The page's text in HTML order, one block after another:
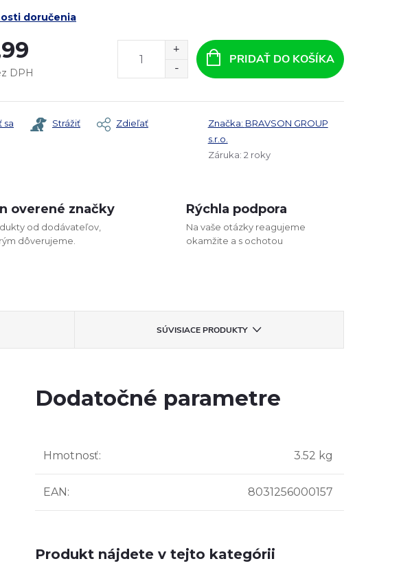
doručenia
DPH
PRIDAŤ DO KOŠÍKA
sa Strážiť Zdieľať Značka: BRAVSON GROUP
s.r.o.
Záruka: 2 roky
overené značky
od dodávateľov,
dôverujeme.
Rýchla podpora
Na vaše otázky reagujeme
okamžite a s ochotou
SÚVISIACE PRODUKTY
Dodatočné parametre
Hmotnosť: 3.52 kg
EAN: 8031256000157
Produkt nájdete v tejto kategórii